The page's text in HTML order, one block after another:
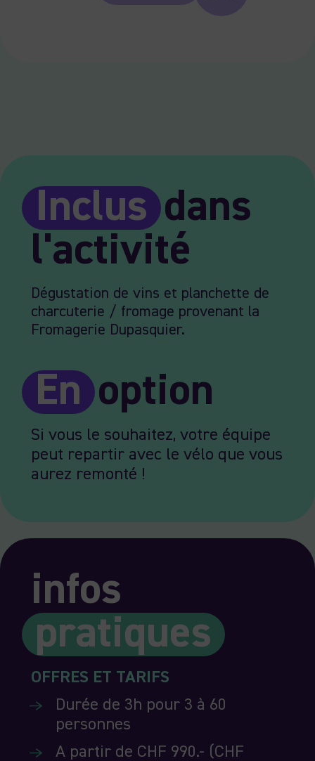
Inclusdans
l'activité
Dégustation de vins et planchette de
charcuterie / fromage provenant la
Fromagerie Dupasquier.
Enoption
Si vous le souhaitez, votre équipe
peut repartir avec le vélo que vous
aurez remonté !
infos
pratiques
OFFRES ET TARIFS
Durée de 3h pour 3 à 60
personnes
A partir de CHF 990.- (CHF